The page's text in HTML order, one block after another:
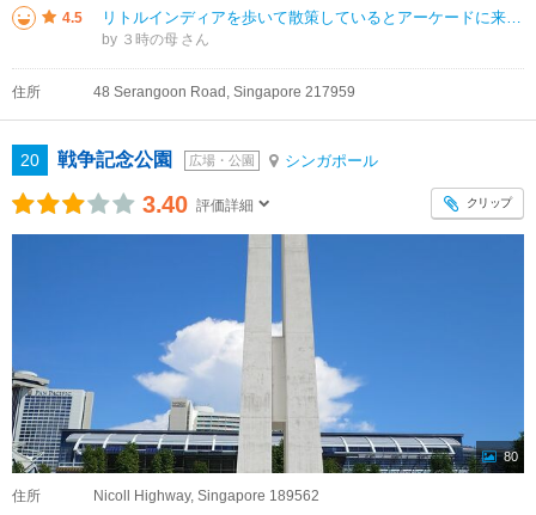
4.5 リトルインディアを歩いて散策しているとアーケードに来ました 雨が降っていたので屋外のお店は透明ビニールで商品を守っている様子でした 建物の中はそれほど広くなくてすぐに終わってしまいました インド風のグッズやアジアン雑
by ３時の母
住所 48 Serangoon Road, Singapore 217959
20 戦争記念公園 広場・公園 シンガポール
3.40 評価詳細 クリップ
80
住所 Nicoll Highway, Singapore 189562